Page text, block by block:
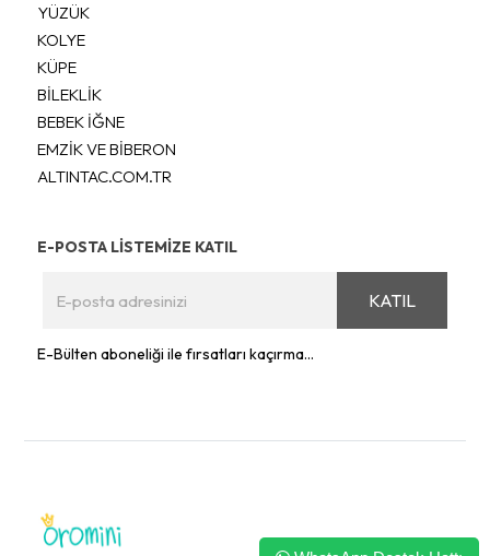
YÜZÜK
KOLYE
KÜPE
BİLEKLİK
BEBEK İĞNE
EMZİK VE BİBERON
ALTINTAC.COM.TR
E-POSTA LİSTEMİZE KATIL
KATIL
E-Bülten aboneliği ile fırsatları kaçırma...